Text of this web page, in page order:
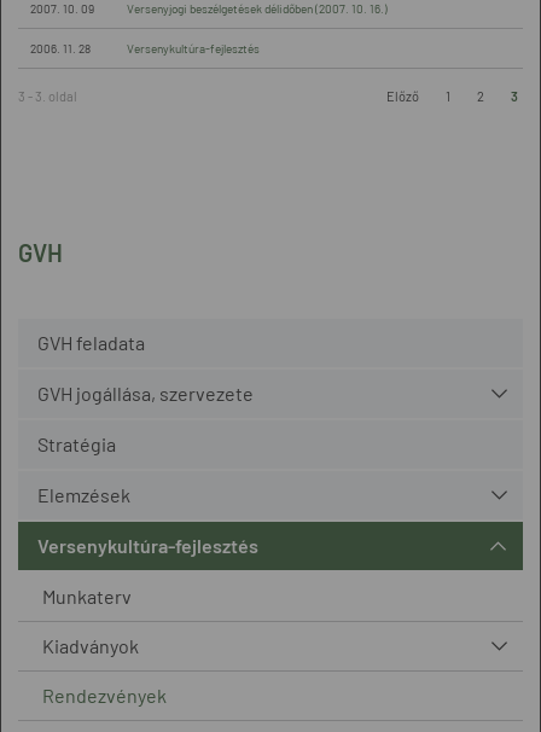
GVH
GVH feladata
GVH jogállása, szervezete
Stratégia
Elemzések
Versenykultúra-fejlesztés
Munkaterv
Kiadványok
Rendezvények
2007. 10. 09 Versenyjogi beszélgetések délidőben (2007. 10. 16.)
2006. 11. 28 Versenykultúra-fejlesztés
3 - 3. oldal Előző 1 2 3